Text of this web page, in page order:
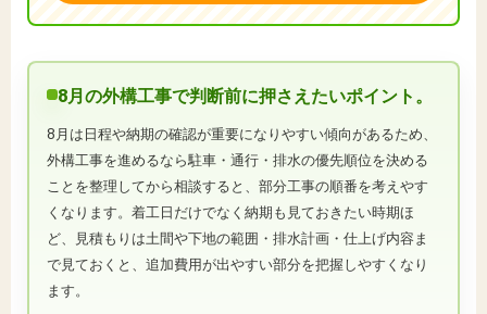
8月の外構工事で判断前に押さえたいポイント。
8月は日程や納期の確認が重要になりやすい傾向があるため、
外構工事を進めるなら駐車・通行・排水の優先順位を決める
ことを整理してから相談すると、部分工事の順番を考えやす
くなります。着工日だけでなく納期も見ておきたい時期ほ
ど、見積もりは土間や下地の範囲・排水計画・仕上げ内容ま
で見ておくと、追加費用が出やすい部分を把握しやすくなり
ます。